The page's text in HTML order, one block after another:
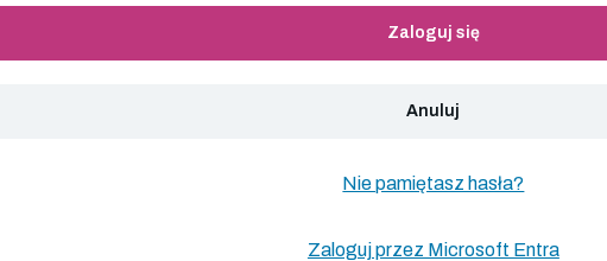
Zaloguj się
Anuluj
Nie pamiętasz hasła?
Zaloguj przez Microsoft Entra